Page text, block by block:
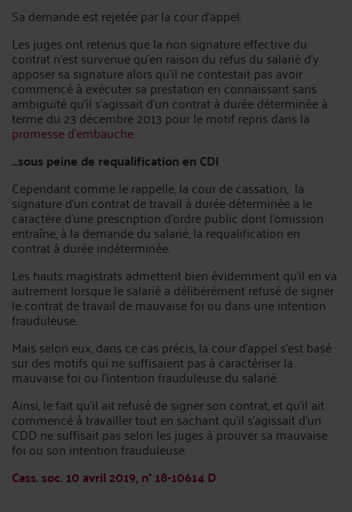
Sa demande est rejetée par la cour d’appel.
Les juges ont retenus que la non signature effective du
contrat n’est survenue qu’en raison du refus du salarié d’y
apposer sa signature alors qu’il ne contestait pas avoir
commencé à exécuter sa prestation en connaissant sans
ambiguïté qu’il s’agissait d’un contrat à durée déterminée à
terme du 23 décembre 2013 pour le motif repris dans la
promesse d’embauche.
…sous peine de requalification en CDI
Cependant comme le rappelle, la cour de cassation, la
signature d’un contrat de travail à durée déterminée a le
caractère d’une prescription d’ordre public dont l’omission
entraîne, à la demande du salarié, la requalification en
contrat à durée indéterminée.
Les hauts magistrats admettent bien évidemment qu’il en va
autrement lorsque le salarié a délibérément refusé de signer
le contrat de travail de mauvaise foi ou dans une intention
frauduleuse.
Mais selon eux, dans ce cas précis, la cour d’appel s’est basé
sur des motifs qui ne suffisaient pas à caractériser la
mauvaise foi ou l’intention frauduleuse du salarié.
Ainsi, le fait qu’il ait refusé de signer son contrat, et qu’il ait
commencé à travailler tout en sachant qu’il s’agissait d’un
CDD ne suffisait pas selon les juges à prouver sa mauvaise
foi ou son intention frauduleuse.
Cass. soc. 10 avril 2019, n° 18-10614 D